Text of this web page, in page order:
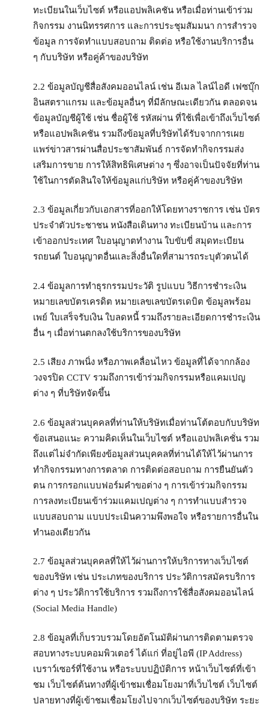
ทะเบียนในเว็บไซต์ หรือแอปพลิเคชัน หรือเมื่อท่านเข้าร่วม
กิจกรรม งานนิทรรศการ และการประชุมสัมมนา การสำรวจ
ข้อมูล การจัดทำแบบสอบถาม ติดต่อ หรือใช้งานบริการอื่น
ๆ กับบริษัท หรือคู่ค้าของบริษัท
2.2 ข้อมูลบัญชีสื่อสังคมออนไลน์ เช่น อีเมล ไลน์ไอดี เฟซบุ๊ก
อินสตราแกรม และข้อมูลอื่นๆ ที่มีลักษณะเดียวกัน ตลอดจน
ข้อมูลบัญชีผู้ใช้ เช่น ชื่อผู้ใช้ รหัสผ่าน ที่ใช้เพื่อเข้าถึงเว็บไซต์
หรือแอปพลิเคชัน รวมถึงข้อมูลที่บริษัทได้รับจากการเผย
แพร่ข่าวสารผ่านสื่อประชาสัมพันธ์ การจัดทำกิจกรรมส่ง
เสริมการขาย การให้สิทธิพิเศษต่าง ๆ ซึ่งอาจเป็นปัจจัยที่ท่าน
ใช้ในการตัดสินใจให้ข้อมูลแก่บริษัท หรือคู่ค้าของบริษัท
2.3 ข้อมูลเกี่ยวกับเอกสารที่ออกให้โดยทางราชการ เช่น บัตร
ประจำตัวประชาชน หนังสือเดินทาง ทะเบียนบ้าน และการ
เข้าออกประเทศ ใบอนุญาตทำงาน ใบขับขี่ สมุดทะเบียน
รถยนต์ ใบอนุญาตอื่นและสิ่งอื่นใดที่สามารถระบุตัวตนได้
2.4 ข้อมูลการทำธุรกรรมประวัติ รูปแบบ วิธีการชำระเงิน
หมายเลขบัตรเครดิต หมายเลขเลขบัตรเดบิต ข้อมูลพร้อม
เพย์ ใบเสร็จรับเงิน ใบลดหนี้ รวมถึงรายละเอียดการชำระเงิน
อื่น ๆ เมื่อท่านตกลงใช้บริการของบริษัท
2.5 เสียง ภาพนิ่ง หรือภาพเคลื่อนไหว ข้อมูลที่ได้จากกล้อง
วงจรปิด CCTV รวมถึงการเข้าร่วมกิจกรรมหรือแคมเปญ
ต่าง ๆ ที่บริษัทจัดขึ้น
2.6 ข้อมูลส่วนบุคคลที่ท่านให้บริษัทเมื่อท่านโต้ตอบกับบริษัท
ข้อเสนอแนะ ความคิดเห็นในเว็บไซต์ หรือแอปพลิเคชั่น รวม
ถึงแต่ไม่จำกัดเพียงข้อมูลส่วนบุคคลที่ท่านได้ให้ไว้ผ่านการ
ทำกิจกรรมทางการตลาด การติดต่อสอบถาม การยืนยันตัว
ตน การกรอกแบบฟอร์มคำขอต่าง ๆ การเข้าร่วมกิจกรรม
การลงทะเบียนเข้าร่วมแคมเปญต่าง ๆ การทำแบบสำรวจ
แบบสอบถาม แบบประเมินความพึงพอใจ หรือรายการอื่นใน
ทำนองเดียวกัน
2.7 ข้อมูลส่วนบุคคลที่ให้ไว้ผ่านการให้บริการทางเว็บไซต์
ของบริษัท เช่น ประเภทของบริการ ประวัติการสมัครบริการ
ต่าง ๆ ประวัติการใช้บริการ รวมถึงการใช้สื่อสังคมออนไลน์
(Social Media Handle)
2.8 ข้อมูลที่เก็บรวบรวมโดยอัตโนมัติผ่านการติดตามตรวจ
สอบทางระบบคอมพิวเตอร์ ได้แก่ ที่อยู่ไอพี (IP Address)
เบราว์เซอร์ที่ใช้งาน หรือระบบปฏิบัติการ หน้าเว็บไซต์ที่เข้า
ชม เว็บไซต์ต้นทางที่ผู้เข้าชมเชื่อมโยงมาที่เว็บไซต์ เว็บไซต์
ปลายทางที่ผู้เข้าชมเชื่อมโยงไปจากเว็บไซต์ของบริษัท ระยะ